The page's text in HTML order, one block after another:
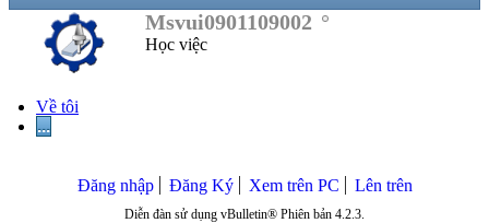
Msvui0901109002
Học việc
Về tôi
...
Đăng nhập Đăng Ký Xem trên PC Lên trên
Diễn đàn sử dụng vBulletin® Phiên bản 4.2.3.